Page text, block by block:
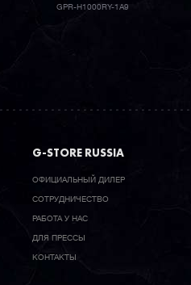
GPR-H1000RY-1A9
G-STORE RUSSIA
ОФИЦИАЛЬНЫЙ ДИЛЕР
CОТРУДНИЧЕСТВО
РАБОТА У НАС
ДЛЯ ПРЕССЫ
КОНТАКТЫ